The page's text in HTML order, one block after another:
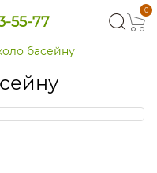
55-77
0
басейну